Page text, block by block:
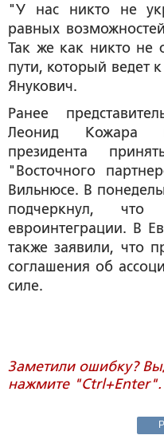
"У нас никто не
равных
Так же как никто не
пути, который ведет
Янукович.
Ранее
Леонид Кожара
президента
"Восточного
Вильнюсе. В
подчеркнул,
евроинтеграции. В
также заявили, что
соглашения об
силе.
Заметили ошибку?
нажмите "Ctrl+Enter".